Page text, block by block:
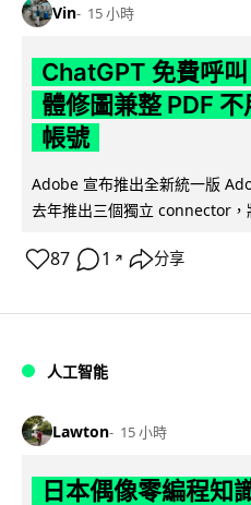
Vin 15 小時
ChatGPT 免費呼
體修圖兼整 PDF
帳號
Adobe 宣布推出全新統一版
去年推出三個獨立 connector
87 1 ↗ 分享
人工智能
Lawton 15 小時
日本偶像零編程知